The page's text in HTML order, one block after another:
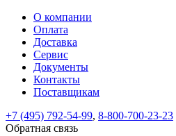
ВходРегистрация
test@example.com
отправлена
по
ней
Восстановление
пароля
Заполните
форму.
Мы
отправим
На
вашу
почту
test@test.ru
Введите
новый
пароль
Пароль
успешно
восстановлен
Обратная
связь
сообщение
успешно
отправлено.
О компании
Оплата
Доставка
Сервис
Документы
Контакты
Поставщикам
+7 (495) 792-54-99, 8-800-700-23-23
Обратная связь